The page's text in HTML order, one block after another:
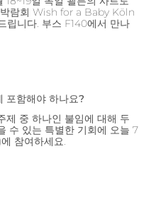
람회 Wish for a Baby Köln
립니다. 부스 F140에서 만나
포함해야 하나요?
제 중 하나인 불임에 대해 두
수 있는 특별한 기회에 오늘 7
참여하세요.